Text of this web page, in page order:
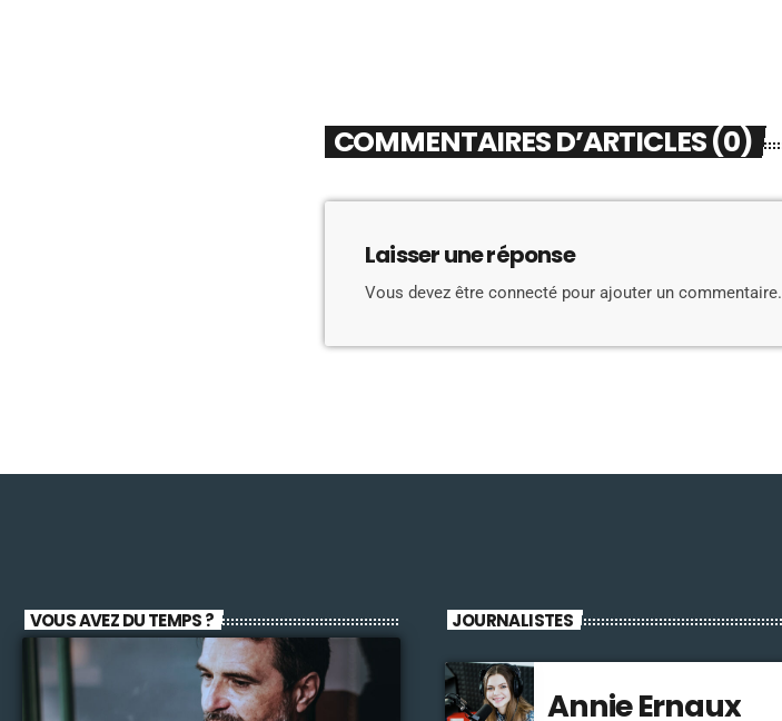
COMMENTAIRES D’ARTICLES (0)
Laisser une réponse
Vous devez être connecté pour ajouter un commentaire.
VOUS AVEZ DU TEMPS ? JOURNALISTES
Annie Ernaux